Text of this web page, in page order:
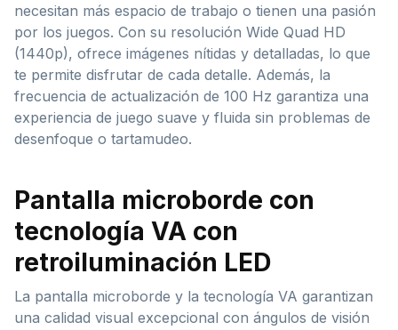
necesitan más espacio de trabajo o tienen una pasión
por los juegos. Con su resolución Wide Quad HD
(1440p), ofrece imágenes nítidas y detalladas, lo que
te permite disfrutar de cada detalle. Además, la
frecuencia de actualización de 100 Hz garantiza una
experiencia de juego suave y fluida sin problemas de
desenfoque o tartamudeo.
Pantalla microborde con
tecnología VA con
retroiluminación LED
La pantalla microborde y la tecnología VA garantizan
una calidad visual excepcional con ángulos de visión